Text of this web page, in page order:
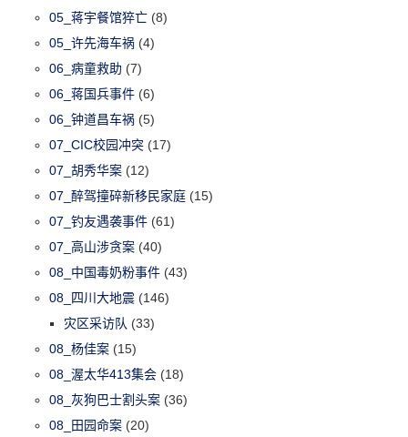
05_蒋宇餐馆猝亡 (8)
05_许先海车祸 (4)
06_病童救助 (7)
06_蒋国兵事件 (6)
06_钟道昌车祸 (5)
07_CIC校园冲突 (17)
07_胡秀华案 (12)
07_醉驾撞碎新移民家庭 (15)
07_钓友遇袭事件 (61)
07_高山涉贪案 (40)
08_中国毒奶粉事件 (43)
08_四川大地震 (146)
灾区采访队 (33)
08_杨佳案 (15)
08_渥太华413集会 (18)
08_灰狗巴士割头案 (36)
08_田园命案 (20)